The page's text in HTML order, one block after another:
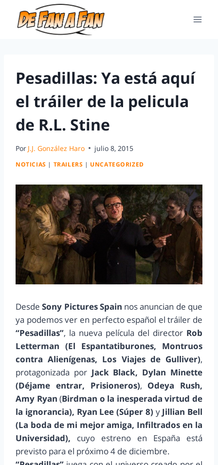
Pesadillas: Ya está aquí
el tráiler de la pelicula
de R.L. Stine
Por J.J. González Haro julio 8, 2015
NOTICIAS | TRAILERS | UNCATEGORIZED
DesdeSony Pictures Spain nos anuncian de que
ya podemos ver en perfecto español el tráiler de
“Pesadillas”, la nueva película del director Rob
Letterman (El Espantatiburones, Montruos
contra Alienígenas, Los Viajes de Gulliver),
protagonizada por Jack Black, Dylan Minette
(Déjame entrar, Prisioneros), Odeya Rush,
Amy Ryan (Birdman o la inesperada virtud de
la ignorancia), Ryan Lee (Súper 8) y Jillian Bell
(La boda de mi mejor amiga, Infiltrados en la
Universidad), cuyo estreno en España está
previsto para el próximo 4 de diciembre.